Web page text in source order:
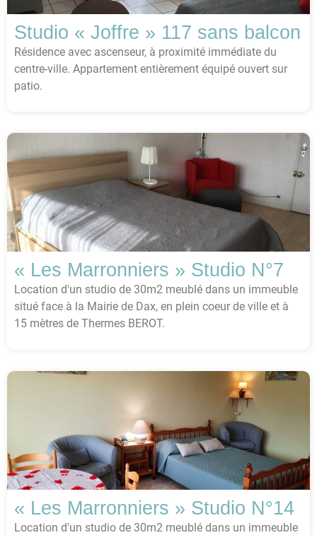
Studio « Joffre » 117 sans balcon
Résidence avec ascenseur, à proximité immédiate du
centre-ville. Appartement entièrement équipé ouvert sur
patio.
« Les Marronniers » Studio N°7
Location d'un studio de 30m2 meublé dans un immeuble
situé face à la Mairie de Dax, en plein coeur de ville et à
15 mètres de Thermes BEROT.
« Les Marronniers » Studio N°14
Location d'un studio de 30m2 meublé dans un immeuble